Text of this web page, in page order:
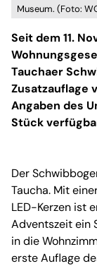
Museum. (Foto:
Seit dem 11.
Tauchaer
Zusatzauflage
Angaben des
Stück
Der
Taucha. Mit
LED-Kerzen ist
Adventszeit ein
in die
erste Auflage